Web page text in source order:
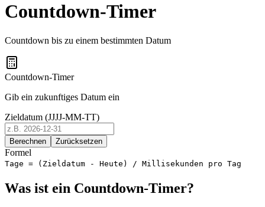
Countdown-Timer
Countdown bis zu einem bestimmten Datum
Countdown-Timer
Gib ein zukunftiges Datum ein
Zieldatum (JJJJ-MM-TT)
Berechnen Zurücksetzen
Formel
Tage = (Zieldatum - Heute) / Millisekunden pro Tag
Was ist ein Countdown-Timer?